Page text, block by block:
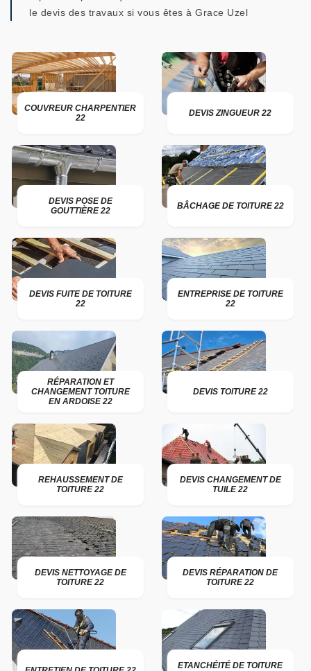
le devis des travaux si vous êtes à Grace Uzel
COUVREUR CHARPENTIER
22
DEVIS ZINGUEUR 22
DEVIS POSE DE
GOUTTIÈRE 22
BÂCHAGE DE TOITURE 22
DEVIS FUITE DE TOITURE
22
ENTREPRISE DE TOITURE
22
RÉPARATION ET
CHANGEMENT TOITURE
EN ARDOISE 22
DEVIS TOITURE 22
REHAUSSEMENT DE
TOITURE 22
DEVIS CHANGEMENT DE
TUILE 22
DEVIS NETTOYAGE DE
TOITURE 22
DEVIS RÉPARATION DE
TOITURE 22
ETANCHÉITÉ DE TOITURE